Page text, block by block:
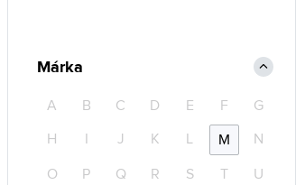
Márka
A B C D E F
G
H
I J K L M
N
O
P Q R S T
U